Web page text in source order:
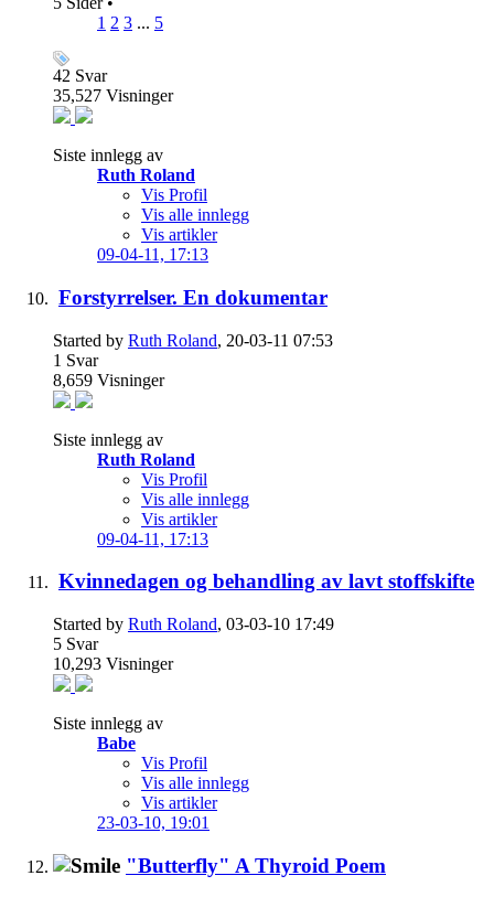
1 2 3 ... 5
42 Svar
35,527 Visninger
Siste innlegg av
Ruth Roland
Vis Profil
Vis alle innlegg
Vis artikler
09-04-11, 17:13
Forstyrrelser. En dokumentar
Started by Ruth Roland, 20-03-11 07:53
1 Svar
8,659 Visninger
Siste innlegg av
Ruth Roland
Vis Profil
Vis alle innlegg
Vis artikler
09-04-11, 17:13
Kvinnedagen og behandling av lavt stoffskifte
Started by Ruth Roland, 03-03-10 17:49
5 Svar
10,293 Visninger
Siste innlegg av
Babe
Vis Profil
Vis alle innlegg
Vis artikler
23-03-10, 19:01
"Butterfly" A Thyroid Poem